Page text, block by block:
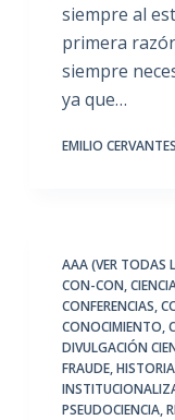
siempre al
primera
siempre
ya que…
EMILIO CERVANTES
AAA (VER TODAS
CON-CON,
CONFERENCIAS,
CONOCIMIENTO,
DIVULGACIÓN
FRAUDE,HISTORIA
PSEUDOCIENCIA,